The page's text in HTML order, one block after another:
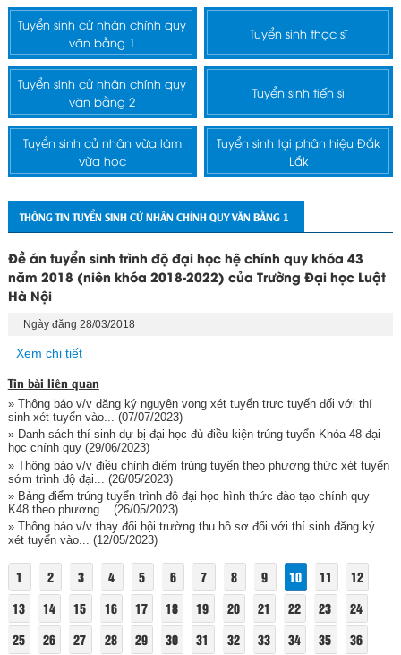
Tuyển sinh cử nhân chính quy
văn bằng 1
Tuyển sinh thạc sĩ
Tuyển sinh cử nhân chính quy
văn bằng 2
Tuyển sinh tiến sĩ
Tuyển sinh cử nhân vừa làm
vừa học
Tuyển sinh tại phân hiệu Đắk
Lắk
THÔNG TIN TUYỂN SINH CỬ NHÂN CHÍNH QUY VĂN BẰNG 1
Đề án tuyển sinh trình độ đại học hệ chính quy khóa 43
năm 2018 (niên khóa 2018-2022) của Trường Đại học Luật
Hà Nội
Ngày đăng 28/03/2018
Xem chi tiết
Tin bài liên quan
» Thông báo v/v đăng ký nguyện vọng xét tuyển trực tuyến đối với thí
sinh xét tuyển vào...
(07/07/2023)
» Danh sách thí sinh dự bị đại học đủ điều kiện trúng tuyển Khóa 48 đại
học chính quy(29/06/2023)
» Thông báo v/v điều chỉnh điểm trúng tuyển theo phương thức xét tuyển
sớm trình độ đại...
(26/05/2023)
» Bảng điểm trúng tuyển trình độ đại học hình thức đào tạo chính quy
K48 theo phương... (26/05/2023)
» Thông báo v/v thay đổi hội trường thu hồ sơ đối với thí sinh đăng ký
xét tuyển vào... (12/05/2023)
1 2 3 4 5 6 7 8 9 10 11
12
13
14 15 16 17 18 19 20 21 22 23
24
25
26 27 28 29 30 31 32 33 34 35
36